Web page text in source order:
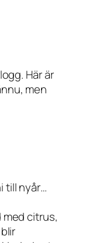
Här är
men
till nyår…
med citrus,